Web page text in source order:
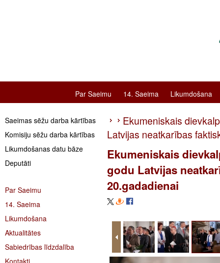
Par Saeimu 14. Saeima Likumdošana
Saeimas sēžu darba kārtības
Komisiju sēžu darba kārtības
Likumdošanas datu bāze
Deputāti
Par Saeimu
14. Saeima
Likumdošana
Aktualitātes
Sabiedrības līdzdalība
Kontakti
Ekumeniskais
Latvijas neatkarības
Ekumeniskais
godu Latvijas
20.gadadienai